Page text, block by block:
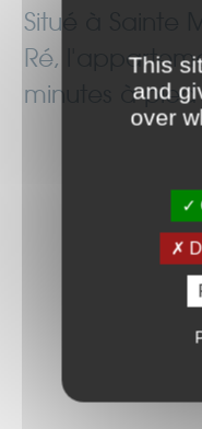
Situé à Sainte
Ré,
minutes à
This
and
over